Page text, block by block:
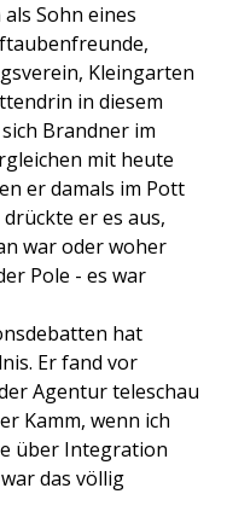
Sohn eines
Kleingarten
in diesem
Brandner im
mit heute
er damals im Pott
er es aus,
war oder woher
Pole - es war
hat
Er fand vor
Agentur teleschau
Kamm, wenn ich
über Integration
das völlig